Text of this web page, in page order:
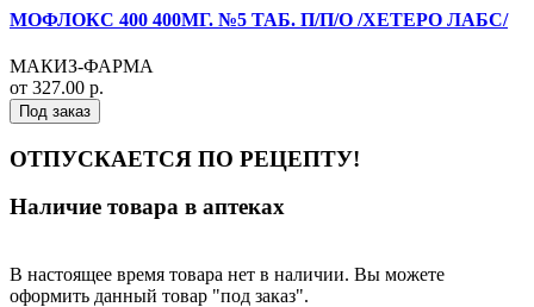
МОФЛОКС 400 400МГ. №5 ТАБ. П/П/О /ХЕТЕРО ЛАБС/
МАКИЗ-ФАРМА
от 327.00 р.
Под заказ
ОТПУСКАЕТСЯ ПО РЕЦЕПТУ!
Наличие товара в аптеках
В настоящее время товара нет в наличии. Вы можете
оформить данный товар "под заказ".